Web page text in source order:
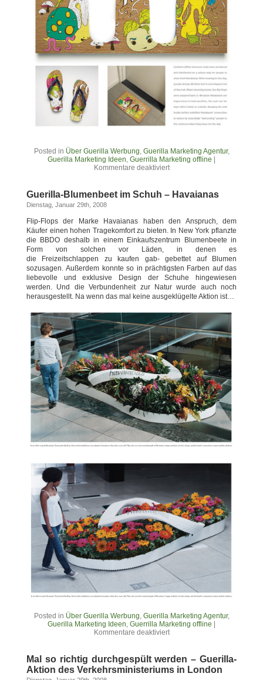
Posted in Über Guerilla Werbung Guerilla Marketing Agentur,
Guerilla Marketing Ideen Guerrilla Marketing offline |
Kommentare deaktiviert
Guerilla-Blumenbeet im Schuh – Havaianas
Dienstag, Januar 29th, 2008
Flip-Flops der Marke Havaianas haben den Anspruch, dem
Käufer einen hohen Tragekomfort zu bieten. In New York pflanzte
die BBDO deshalb in einem Einkaufszentrum Blumenbeete in
Form von solchen vor Läden, in denen es
die Freizeitschlappen zu kaufen gab- gebettet auf Blumen
sozusagen. Außerdem konnte so in prächtigsten Farben auf das
liebevolle und exklusive Design der Schuhe hingewiesen
werden. Und die Verbundenheit zur Natur wurde auch noch
herausgestellt. Na wenn das mal keine ausgeklügelte Aktion ist…
Posted in Über Guerilla Werbung, Guerilla Marketing Agentur,
Guerilla Marketing Ideen, Guerrilla Marketing offline
Kommentare deaktiviert
Mal so richtig durchgespült werden – Guerilla-
Aktion des Verkehrsministeriums in London